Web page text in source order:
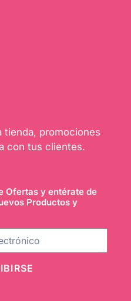
tienda, promociones
con tus clientes.
Ofertas y entérate de
Productos y